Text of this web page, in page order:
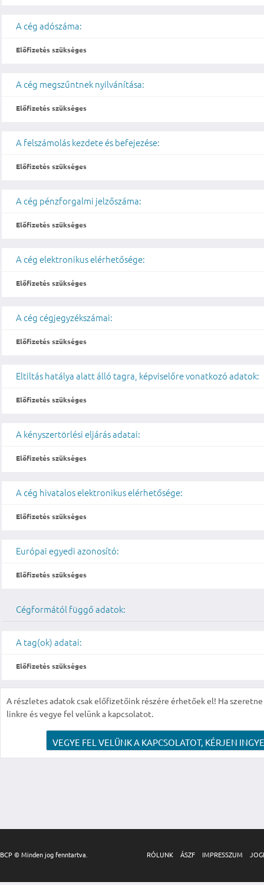
A cég adószáma:
Előfizetés szükséges
A cég megszűntnek nyilvánítása:
Előfizetés szükséges
A felszámolás kezdete és befejezése:
Előfizetés szükséges
A cég pénzforgalmi jelzőszáma:
Előfizetés szükséges
A cég elektronikus elérhetősége:
Előfizetés szükséges
A cég cégjegyzékszámai:
Előfizetés szükséges
Eltiltás hatálya alatt álló tagra, képviselőre vonatkozó adatok:
Előfizetés szükséges
A kényszertörlési eljárás adatai:
Előfizetés szükséges
A cég hivatalos elektronikus elérhetősége:
Előfizetés szükséges
Európai egyedi azonosító:
Előfizetés szükséges
Cégformától függő adatok:
A tag(ok) adatai:
Előfizetés szükséges
A részletes adatok csak előfizetőink részére érhetőek el! Ha
linkre és vegye fel velünk a kapcsolatot.
VEGYE FEL VELÜNK A KAPCSOLATOT, KÉRJEN
BCP © Minden jog fenntartva. RÓLUNK ÁSZF IMPRESSZUM